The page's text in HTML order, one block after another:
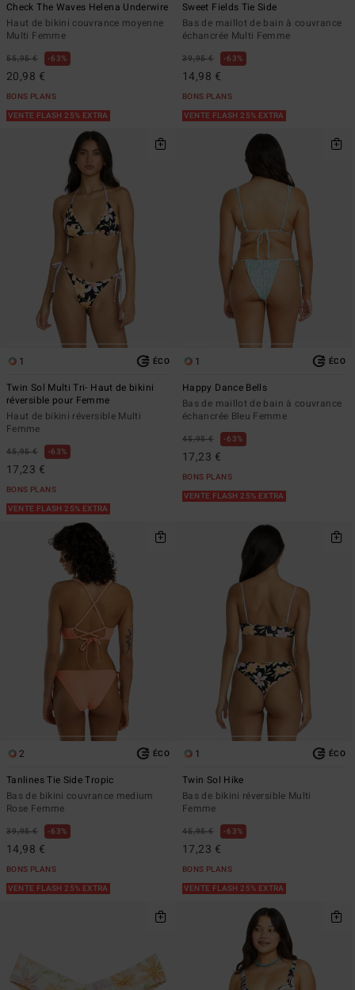
Check The Waves Helena Underwire
Haut de bikini couvrance moyenne
Multi Femme
55,95 € 63%
20,98 €
BONS PLANS
VENTE FLASH 25% EXTRA
Sweet Fields Tie Side
Bas de maillot de bain à couvrance
échancrée Multi Femme
39,95 € 63%
14,98 €
BONS PLANS
VENTE FLASH 25% EXTRA
1 ÉCO
Twin Sol Multi Tri- Haut de bikini
réversible pour Femme
Haut de bikini réversible Multi
Femme
45,95 € 63%
17,23 €
BONS PLANS
VENTE FLASH 25% EXTRA
1 ÉCO
Happy Dance Bells
Bas de maillot de bain à couvrance
échancrée Bleu Femme
45,95 € 63%
17,23 €
BONS PLANS
VENTE FLASH 25% EXTRA
2 ÉCO
Tanlines Tie Side Tropic
Bas de bikini couvrance medium
Rose Femme
39,95 € 63%
14,98 €
BONS PLANS
VENTE FLASH 25% EXTRA
1 ÉCO
Twin Sol Hike
Bas de bikini réversible Multi
Femme
45,95 € 63%
17,23 €
BONS PLANS
VENTE FLASH 25% EXTRA